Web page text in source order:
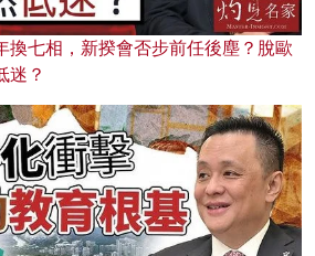
換七相，新揆會否步前任後塵？脫歐
迷？